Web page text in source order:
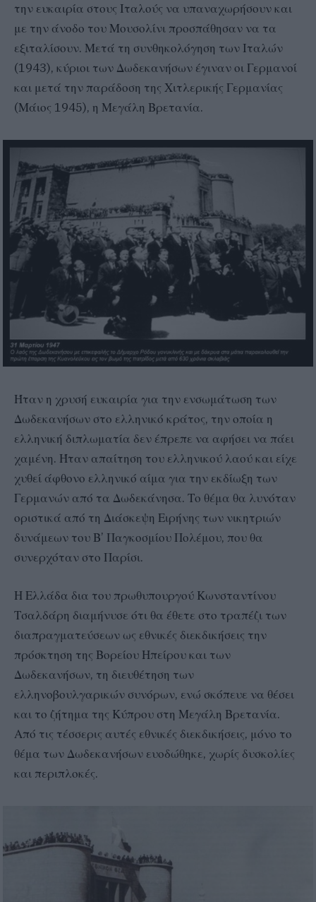
την ευκαιρία στους Ιταλούς να υπαναχωρήσουν και
με την άνοδο του Μουσολίνι προσπάθησαν να τα
εξιταλίσουν. Μετά τη συνθηκολόγηση των Ιταλών
(1943), κύριοι των Δωδεκανήσων έγιναν οι Γερμανοί
και μετά την παράδοση της Χιτλερικής Γερμανίας
(Μάιος 1945), η Μεγάλη Βρετανία.
Ήταν η χρυσή ευκαιρία για την ενσωμάτωση των
Δωδεκανήσων στο ελληνικό κράτος, την οποία η
ελληνική διπλωματία δεν έπρεπε να αφήσει να πάει
χαμένη. Ήταν απαίτηση του ελληνικού λαού και είχε
χυθεί άφθονο ελληνικό αίμα για την εκδίωξη των
Γερμανών από τα Δωδεκάνησα. Το θέμα θα λυνόταν
οριστικά από τη Διάσκεψη Ειρήνης των νικητριών
δυνάμεων του Β’ Παγκοσμίου Πολέμου, που θα
συνερχόταν στο Παρίσι.
Η Ελλάδα δια του πρωθυπουργού Κωνσταντίνου
Τσαλδάρη διαμήνυσε ότι θα έθετε στο τραπέζι των
διαπραγματεύσεων ως εθνικές διεκδικήσεις την
πρόσκτηση της Βορείου Ηπείρου και των
Δωδεκανήσων, τη διευθέτηση των
ελληνοβουλγαρικών συνόρων, ενώ σκόπευε να θέσει
και το ζήτημα της Κύπρου στη Μεγάλη Βρετανία.
Από τις τέσσερις αυτές εθνικές διεκδικήσεις, μόνο το
θέμα των Δωδεκανήσων ευοδώθηκε, χωρίς δυσκολίες
και περιπλοκές.